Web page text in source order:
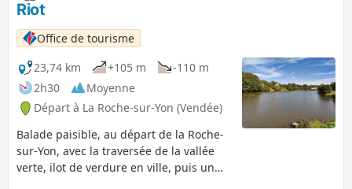
Riot
Office de tourisme
23,74 km
+105 m
-110 m
2h30
Moyenne
Départ à La Roche-sur-Yon (Vendée)
Balade paisible, au départ de la Roche-
sur-Yon, avec la traversée de la vallée
verte, ilot de verdure en ville, puis un